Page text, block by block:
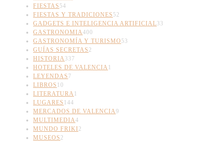
FIESTAS 54
FIESTAS Y TRADICIONES 52
GADGETS E INTELIGENCIA ARTIFICIAL33
GASTRONOMIA400
GASTRONOMÍA Y TURISMO 53
GUÍAS SECRETAS 2
HISTORIA337
HOTELES DE VALENCIA1
LEYENDAS 7
LIBROS 10
LITERATURA1
LUGARES 144
MERCADOS DE VALENCIA9
MULTIMEDIA4
MUNDO FRIKI2
MUSEOS 2